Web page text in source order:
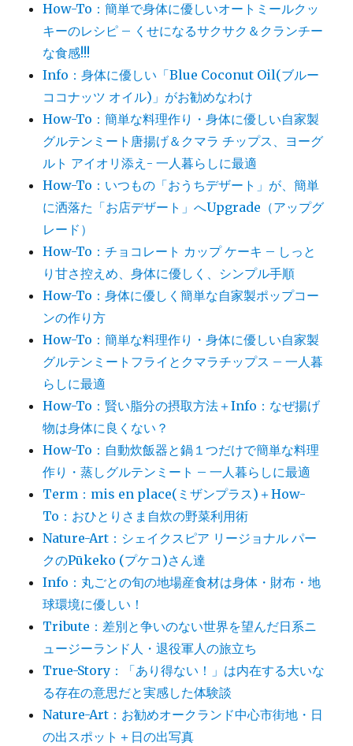
How-To：簡単で身体に優しいオートミールクッ
キーのレシピ – くせになるサクサク＆クランチー
な食感!!!
Info：身体に優しい「Blue Coconut Oil(ブルー
ココナッツ オイル)」がお勧めなわけ
How-To：簡単な料理作り・身体に優しい自家製
グルテンミート唐揚げ＆クマラ チップス、ヨーグ
ルト アイオリ添え- 一人暮らしに最適
How-To：いつもの「おうちデザート」が、簡単
に洒落た「お店デザート」へUpgrade（アップグ
レード）
How-To：チョコレート カップ ケーキ – しっと
り甘さ控えめ、身体に優しく、シンプル手順
How-To：身体に優しく簡単な自家製ポップコー
ンの作り方
How-To：簡単な料理作り・身体に優しい自家製
グルテンミートフライとクマラチップス – 一人暮
らしに最適
How-To：賢い脂分の摂取方法＋Info：なぜ揚げ
物は身体に良くない？
How-To：自動炊飯器と鍋１つだけで簡単な料理
作り・蒸しグルテンミート – 一人暮らしに最適
Term：mis en place(ミザンプラス)＋How-
To：おひとりさま自炊の野菜利用術
Nature-Art：シェイクスピア リージョナル パー
クのPūkeko (プケコ)さん達
Info：丸ごとの旬の地場産食材は身体・財布・地
球環境に優しい！
Tribute：差別と争いのない世界を望んだ日系ニ
ュージーランド人・退役軍人の旅立ち
True-Story：「あり得ない！」は内在する大いな
る存在の意思だと実感した体験談
Nature-Art：お勧めオークランド中心市街地・日
の出スポット＋日の出写真